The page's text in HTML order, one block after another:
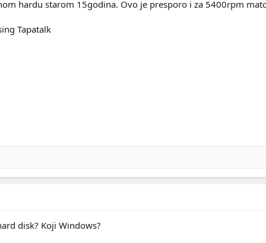
hardu starom 15godina. Ovo je presporo i za 5400rpm
Tapatalk
disk? Koji Windows?